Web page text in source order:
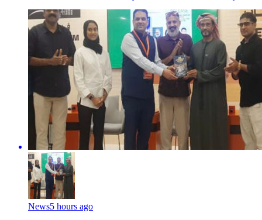
News5 hours ago